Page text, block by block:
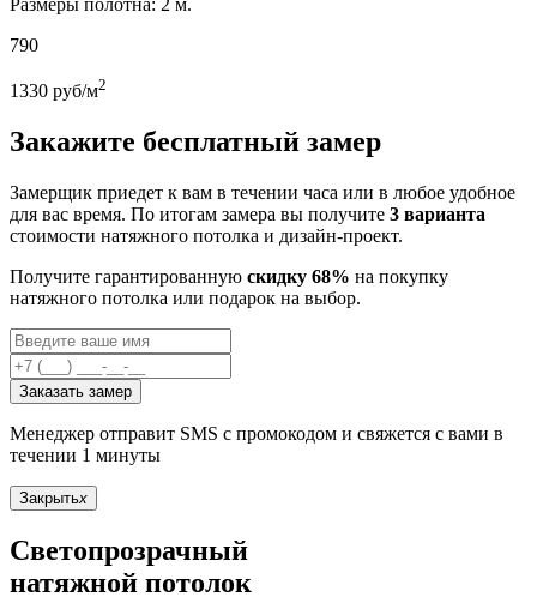
Размеры полотна: 2 м.
790
1330 руб/м2
Закажите бесплатный замер
Замерщик приедет к вам в течении часа или в любое удобное
для вас время. По итогам замера вы получите 3 варианта
стоимости натяжного потолка и дизайн-проект.
Получите гарантированную скидку 68% на покупку
натяжного потолка или подарок на выбор.
Заказать замер
Менеджер отправит SMS с промокодом и свяжется с вами в
течении 1 минуты
Закрытьx
Светопрозрачный
натяжной потолок